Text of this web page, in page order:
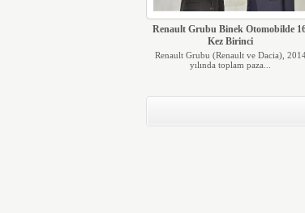
Renault Grubu Binek Otomobilde
Kez Birinci
Renault Grubu (Renault ve Dacia),
yılında toplam paza...